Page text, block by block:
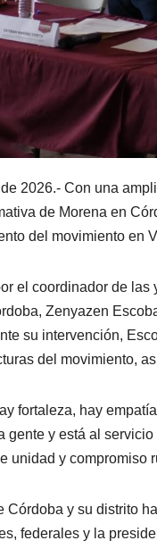
2026.- Con una
de Morena en
del movimiento en
el coordinador de
Zenyazen
su intervención,
del movimiento,
fortaleza, hay
gente y está al
unidad y
Córdoba y su distrito
federales y la